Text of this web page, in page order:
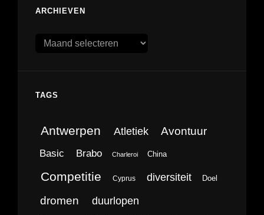
ARCHIEVEN
Archieven
TAGS
Antwerpen Atletiek Avontuur
Basic Brabo Charleroi China
Competitie Cyprus diversiteit Doel
dromen duurlopen